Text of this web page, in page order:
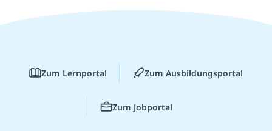
Zum Lernportal Zum Ausbildungsportal
Zum Jobportal